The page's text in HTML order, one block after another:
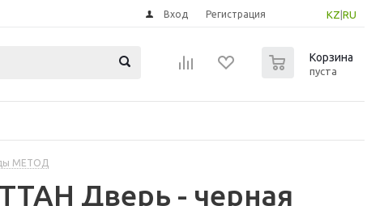
KZ RU
Вход Регистрация
Корзина
пуста
МЕТОД
Дверь - черная